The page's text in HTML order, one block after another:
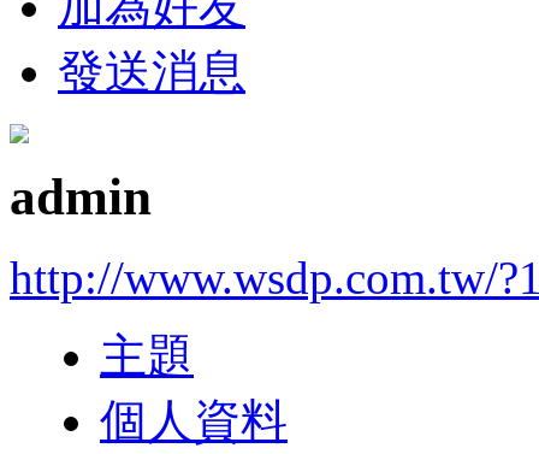
發送消息
admin
http://www.wsdp.com.tw/
主題
個人資料